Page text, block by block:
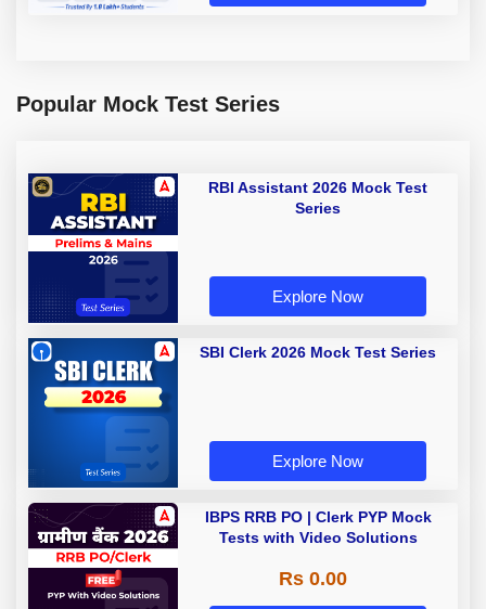
Popular Mock Test Series
RBI Assistant 2026 Mock Test
Series
Explore Now
SBI Clerk 2026 Mock Test Series
Explore Now
IBPS RRB PO | Clerk PYP Mock
Tests with Video Solutions
Rs 0.00